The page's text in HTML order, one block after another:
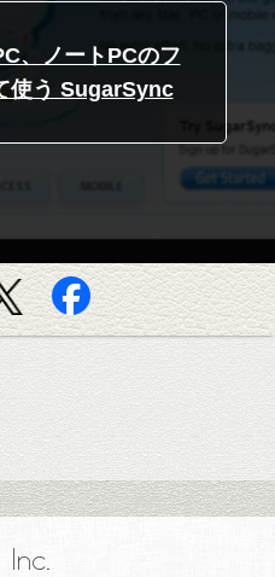
、ノートPCのフ
使う SugarSync
Inc.